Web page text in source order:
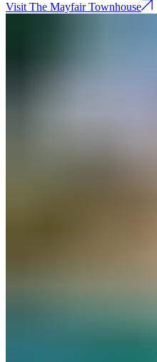
Visit The Mayfair Townhouse​​​​‌ ‍ ​‍​‍‌‍ ‌ ​‍‌‍‍‌‌‍‌ ‌‍‍‌‌‍ ‍​‍​‍​ ‍‍​‍​‍‌ ​ ‌‍​‌‌‍ ‍‌‍‍‌‌ ‌​‌ ‍‌​‍ ‍‌‍‍‌‌‍ ​‍​‍​‍ ​​‍​‍‌‍‍​‌ ​‍‌‍‌‌‌‍‌‍​‍​‍​ ‍‍​‍​‍‌‍‍​‌ ‌​‌ ‌​‌ ​​‌ ​ ​ ‍‍​‍ ​‍ ‌‍ ​​‍ ‌‌‍​‌‌‍ ‍‌‍‌​​‍ ‌‌ ​‍​‍ ‌‌‍‍​‌‍ ‌ ‌​‌‍‌‌‌‍ ​‌ ​ ​‍ ‌‌ ​ ‌ ‌​‌ ‌‌‌‍‌​‌‍‍‌‌‍ ​‍ ‍‌ ‌‍‌‍‌‌‌ ​‍‌‍​ ‌‍‌‌‌‍ ​​‍ ‍‌‍​‌‌ ​​‌ ​​​‍ ‌‍‍‌‌‍ ‍‌ ‌​‌‍‌‌‌‍ ‍‌ ‌​​‍ ‌‍‌‌‌‍‌​‌‍‍‌‌ ‌​​‍ ‌‍ ‌‌‍ ‌‍‌​‌‍‌‌​ ‌‌ ​​‌ ​‍‌‍‌‌‌ ​ ‌‍‌‌‌‍ ‍‌ ‌​‌‍​‌‌ ‌​‌‍‍‌‌‍ ‌‍ ‍​ ‍ ‌‍‍‌‌‍‌​​ ‌​ ​‍​ ‌ ​ ​ ​ ‌​‌‍‌‌​ ‍​​ ​‌‌‍‌​​‍ ‌​ ‌​​ ‌ ‌‍‌‌​ ‌‍​‍ ‌​ ‌​​ ​ ​ ​​‌‍‌​​‍ ‌‌‍​‌​ ‌‍​ ‌ ‌‍‌‌​‍ ‌‌‍‌‍‌‍​‌‌‍‌‌​ ‌‍‌‍‌‌​ ​‌​ ‍​​ ​‍‌‍‌​​ ​​‌‍‌‍​ ​​​ ‍ ‌ ‌​‌ ‍‌‌ ​​‌‍‌‌​ ‌‌‍‍​‌‍ ‌ ‌​‌‍‌‌‌‍ ​​ ‍ ‌ ​​‌‍​‌‌ ‌​‌‍‍​​ ‌‌ ‌ ‌‍‌‌‌‍​‍‌ ​ ‌‍‍‌‌ ‌​‌‍‌‌‌​​ ‌ ‌​‌‍​‌​‍ ‍‌‍ ​‌‍​‌‌‍​‍‌‍‌‌‌‍ ​​ ‌‍​‍‌‍​‌‌ ​ ‌‍‌‌‌‌‌‌‌ ​‍‌‍ ​​ ‌‌‍‍​‌ ‌​‌ ‌​‌ ​​‌ ​ ​‍‌‌​ ​ ‌​​‌​‍‌‌​ ​‍‌​‌‍​‍‌‌​ ​‍‌​‌‍‌‍ ​​‍ ‌‌‍​‌‌‍ ‍‌‍‌​​‍ ‌‌ ​‍​‍ ‌‌‍‍​‌‍ ‌ ‌​‌‍‌‌‌‍ ​‌ ​ ​‍ ‌‌ ​ ‌ ‌​‌ ‌‌‌‍‌​‌‍‍‌‌‍ ​‍ ‍‌ ‌‍‌‍‌‌‌ ​‍‌‍​ ‌‍‌‌‌‍ ​​‍ ‍‌‍​‌‌ ​​‌ ​​​‍‌‍‌‍‍‌‌‍‌​​ ‌​ ​‍​ ‌ ​ ​ ​ ‌​‌‍‌‌​ ‍​​ ​‌‌‍‌​​‍ ‌​ ‌​​ ‌ ‌‍‌‌​ ‌‍​‍ ‌​ ‌​​ ​ ​ ​​‌‍‌​​‍ ‌‌‍​‌​ ‌‍​ ‌ ‌‍‌‌​‍ ‌‌‍‌‍‌‍​‌‌‍‌‌​ ‌‍‌‍‌‌​ ​‌​ ‍​​ ​‍‌‍‌​​ ​​‌‍‌‍​ ​​​‍‌‍‌ ‌​‌ ‍‌‌ ​​‌‍‌‌​ ‌‌‍‍​‌‍ ‌ ‌​‌‍‌‌‌‍ ​​‍‌‍‌ ​​‌‍​‌‌ ‌​‌‍‍​​ ‌‌ ‌ ‌‍‌‌‌‍​‍‌ ​ ‌‍‍‌‌ ‌​‌‍‌‌‌​​ ‌ ‌​‌‍​‌​‍ ‍‌‍ ​‌‍​‌‌‍​‍‌‍‌‌‌‍ ​​‍‌‍‌ ​​‌‍‌‌‌ ​‍‌ ​ ‌ ​​‌‍‌‌‌‍​ ‌ ‌​‌‍‍‌‌ ‌‍‌‍‌‌​ ‌‌ ​​‌ ‌‌‌‍​‍‌‍ ​‌‍‍‌‌ ​ ‌‍‍​‌‍‌‌‌‍‌​​‍​‍‌ ‌